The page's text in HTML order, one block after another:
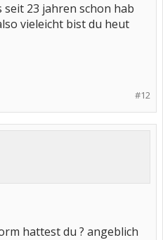
23 jahren schon hab
vieleicht bist du heut
#12
hattest du ? angeblich